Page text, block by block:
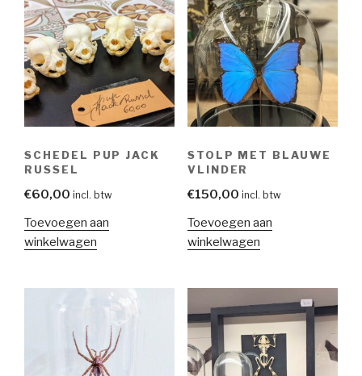
SCHEDEL PUP JACK
RUSSEL
€60,00 incl. btw
Toevoegen aan
winkelwagen
STOLP MET BLAUWE
VLINDER
€150,00 incl. btw
Toevoegen aan
winkelwagen